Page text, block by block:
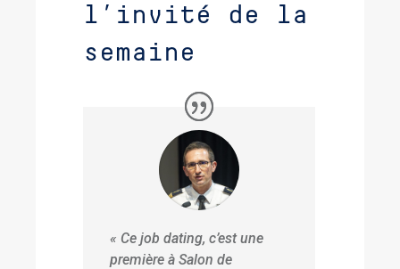
l’invité de la
semaine
« Ce job dating, c’est une
première à Salon de